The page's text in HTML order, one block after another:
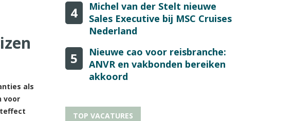
als
voor
4
Michel van der Stelt nieuwe
Sales Executive bij MSC Cruises
Nederland
5
Nieuwe cao voor reisbranche:
ANVR en vakbonden bereiken
akkoord
TOP VACATURES